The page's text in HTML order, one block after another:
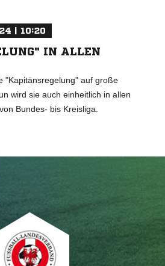
| 10:20
IN ALLEN
"Kapitänsregelung" auf große
wird sie auch einheitlich in allen
Bundes- bis Kreisliga.